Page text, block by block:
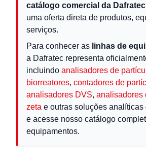
catálogo comercial da Dafratec
uma oferta direta de produtos,
serviços.
Para conhecer as linhas de
a Dafratec representa
incluindo analisadores de
biorreatores, contadores de
analisadores DVS, analisadores
zeta e outras soluções
e acesse nosso catálogo
equipamentos.